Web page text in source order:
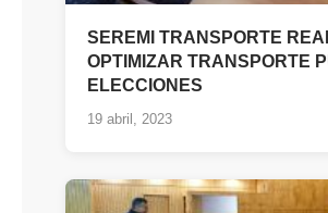
SEREMI TRANSPORTE
OPTIMIZAR TRANSPORTE
ELECCIONES
19 abril, 2023